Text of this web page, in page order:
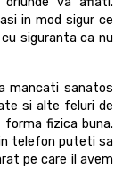
in mod sigur ce
siguranta ca nu
mancati sanatos
si alte feluri de
fizica buna.
telefon puteti sa
pe care il avem